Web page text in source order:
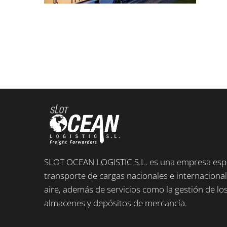
SLOT OCEAN LOGISTIC S.L. es una empresa
transporte de cargas nacionales e
aire, además de servicios como la gestión de
almacenes y depósitos de mercancía.